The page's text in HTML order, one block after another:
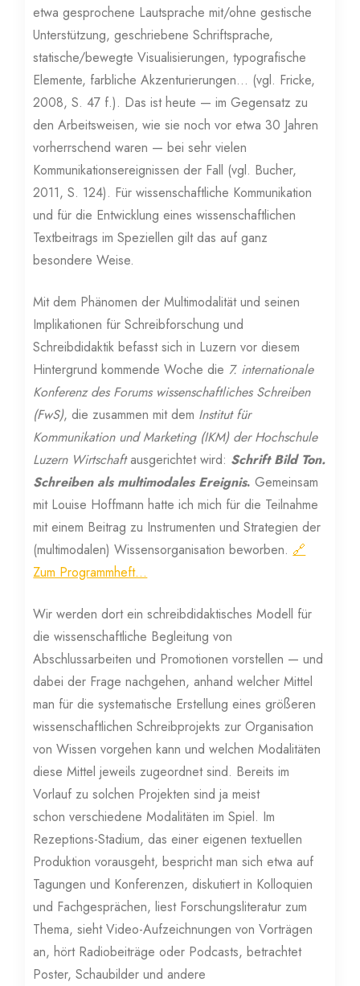
etwa gesprochene Lautsprache mit/ohne gestische
Unterstützung, geschriebene Schriftsprache,
statische/bewegte Visualisierungen, typografische
Elemente, farbliche Akzenturierungen… (vgl. Fricke,
2008, S. 47 f.). Das ist heute — im Gegensatz zu
den Arbeitsweisen, wie sie noch vor etwa 30 Jahren
vorherrschend waren — bei sehr vielen
Kommunikationsereignissen der Fall (vgl. Bucher,
2011, S. 124). Für wissenschaftliche Kommunikation
und für die Entwicklung eines wissenschaftlichen
Textbeitrags im Speziellen gilt das auf ganz
besondere Weise.
Mit dem Phänomen der Multimodalität und seinen
Implikationen für Schreibforschung und
Schreibdidaktik befasst sich in Luzern vor diesem
Hintergrund kommende Woche die 7. internationale
Konferenz des Forums wissenschaftliches Schreiben
(FwS), die zusammen mit dem Institut für
Kommunikation und Marketing (IKM) der Hochschule
Luzern Wirtschaftausgerichtet wird: Schrift Bild Ton.
Schreiben als multimodales Ereignis.Gemeinsam
mit Louise Hoffmann hatte ich mich für die Teilnahme
mit einem Beitrag zu Instrumenten und Strategien der
(multimodalen) Wissensorganisation beworben. 🔗
Zum Programmheft…
Wir werden dort ein schreibdidaktisches Modell für
die wissenschaftliche Begleitung von
Abschlussarbeiten und Promotionen vorstellen — und
dabei der Frage nachgehen, anhand welcher Mittel
man für die systematische Erstellung eines größeren
wissenschaftlichen Schreibprojekts zur Organisation
von Wissen vorgehen kann und welchen Modalitäten
diese Mittel jeweils zugeordnet sind. Bereits im
Vorlauf zu solchen Projekten sind ja meist
schon verschiedene Modalitäten im Spiel. Im
Rezeptions-Stadium, das einer eigenen textuellen
Produktion vorausgeht, bespricht man sich etwa auf
Tagungen und Konferenzen, diskutiert in Kolloquien
und Fachgesprächen, liest Forschungsliteratur zum
Thema, sieht Video-Aufzeichnungen von Vorträgen
an, hört Radiobeiträge oder Podcasts, betrachtet
Poster, Schaubilder und andere